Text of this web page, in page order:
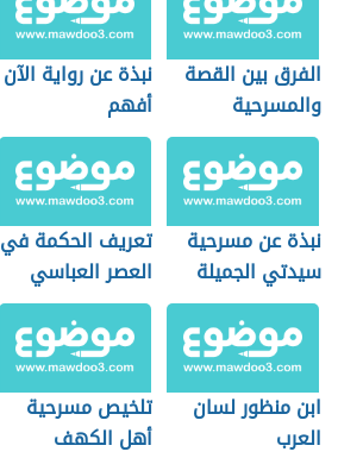
الفرق بين القصة
والمسرحية
نبذة عن رواية الآن
أفهم
نبذة عن مسرحية
سيدتي الجميلة
تعريف الحكمة في
العصر العباسي
ابن منظور لسان
العرب
تلخيص مسرحية
أهل الكهف